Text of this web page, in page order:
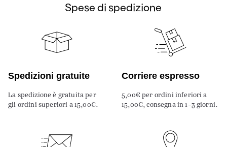
Spese di spedizione
Spedizioni gratuite
La spedizione è gratuita per
gli ordini superiori a 15,00€.
Corriere espresso
5,00€ per ordini inferiori a
15,00€, consegna in 1-3 giorni.